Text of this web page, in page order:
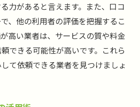
力があると言えます。また、口コ
、他の利用者の評価を把握するこ
高い業者は、サービスの質や料金
できる可能性が高いです。これら
て依頼できる業者を見つけましょ